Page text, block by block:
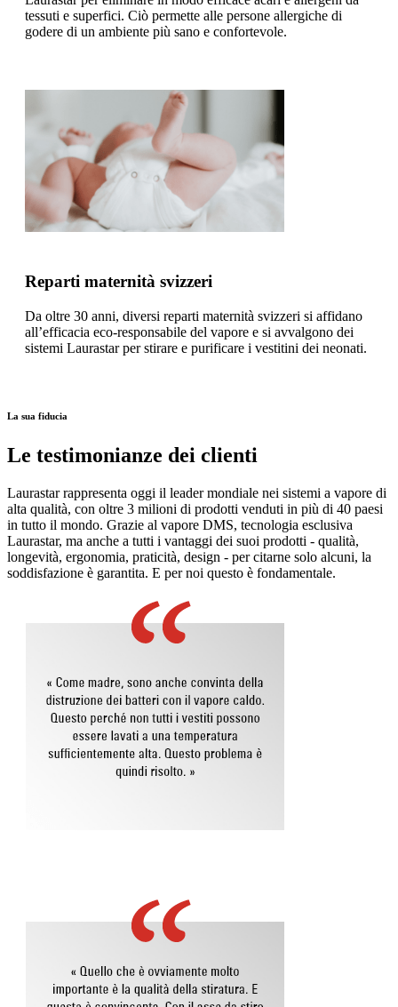
tessuti e superfici. Ciò permette alle persone allergiche di
godere di un ambiente più sano e confortevole.
Reparti maternità svizzeri
Da oltre 30 anni, diversi reparti maternità svizzeri si affidano
all’efficacia eco-responsabile del vapore e si avvalgono dei
sistemi Laurastar per stirare e purificare i vestitini dei neonati.
La sua fiducia
Le testimonianze dei clienti
Laurastar rappresenta oggi il leader mondiale nei sistemi a vapore di
alta qualità, con oltre 3 milioni di prodotti venduti in più di 40 paesi
in tutto il mondo. Grazie al vapore DMS, tecnologia esclusiva
Laurastar, ma anche a tutti i vantaggi dei suoi prodotti - qualità,
longevità, ergonomia, praticità, design - per citarne solo alcuni, la
soddisfazione è garantita. E per noi questo è fondamentale.